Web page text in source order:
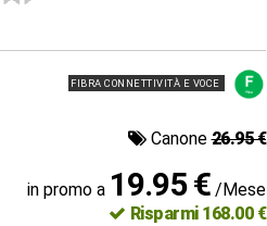
FIBRA CONNETTIVITÀ E VOCE
Canone26.95 €
in promo a 19.95 € /Mese
Risparmi 168.00 €